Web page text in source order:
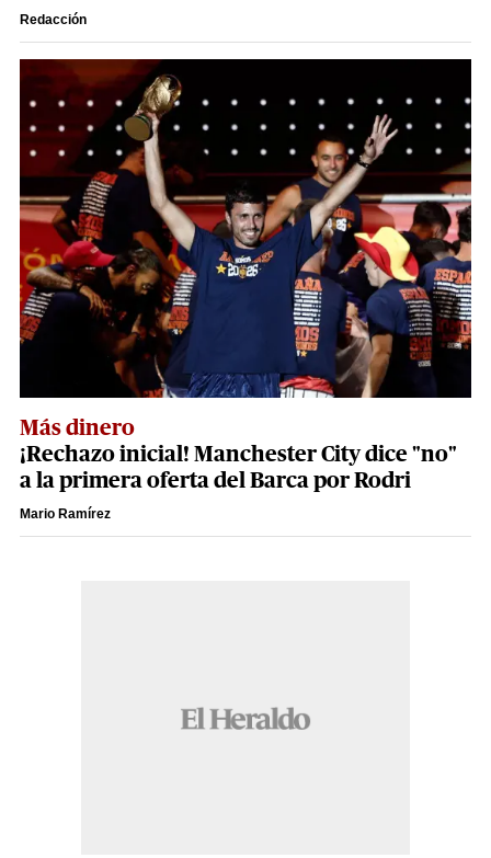
Redacción
Más dinero
¡Rechazo inicial! Manchester City dice "no"
a la primera oferta del Barca por Rodri
Mario Ramírez